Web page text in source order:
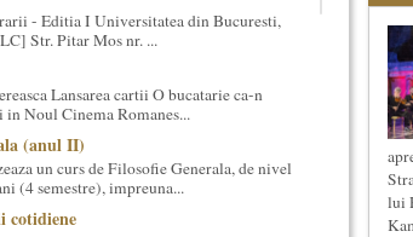
- Editia I Universitatea din Bucuresti,
Str. Pitar Mos nr. ...
Lansarea cartii O bucatarie ca-n
Noul Cinema Romanes...
(anul II)
un curs de Filosofie Generala, de nivel
(4 semestre), impreuna...
cotidiene
lui